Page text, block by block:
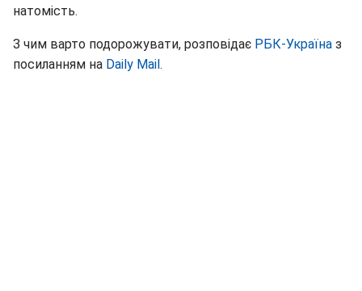
натомість.
З чим варто подорожувати, розповідає РБК-Україна з
посиланням на Daily Mail.